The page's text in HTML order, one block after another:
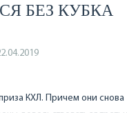
БЕЗ КУБКА
КХЛ. Причем они снова